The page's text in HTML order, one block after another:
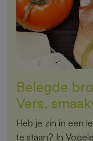
Belegde
Vers,
Heb je zin in een
te staan? In